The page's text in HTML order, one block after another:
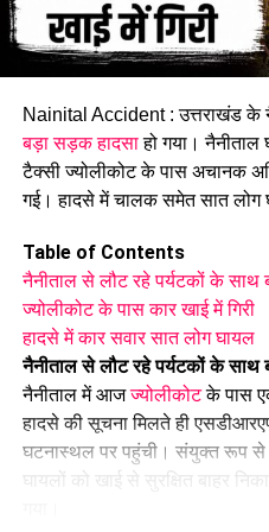
लगातार सामने आ रहे हादसों ने एक
व्यवस्था पर सवाल खड़े कर दिए हैं।
समय रहते सड़क की स्थिति में सुधार
हादसे दोहराए जा सकते हैं।
Nainital Accident : उत्तराखंड के
बड़ा सड़क हादसाहो गया। नैनीताल
टैक्सी ज्योलीकोट के पास अचानक
गई। हादसे में चालक समेत सात लोग
Table of Contents
नैनीताल से लौट रहे पर्यटकों के साथ
ज्योलीकोट के पास कार खाई में गिरी
हादसे में कार सवार सात लोग घायल
नैनीताल से लौट रहे पर्यटकों के साथ
नैनीताल में आजज्योलीकोटके पास
हादसे की सूचना मिलते ही
घटनास्थल पर पहुंची। संयुक्त रूप से
घायलों को खाई से सुरक्षित बाहर